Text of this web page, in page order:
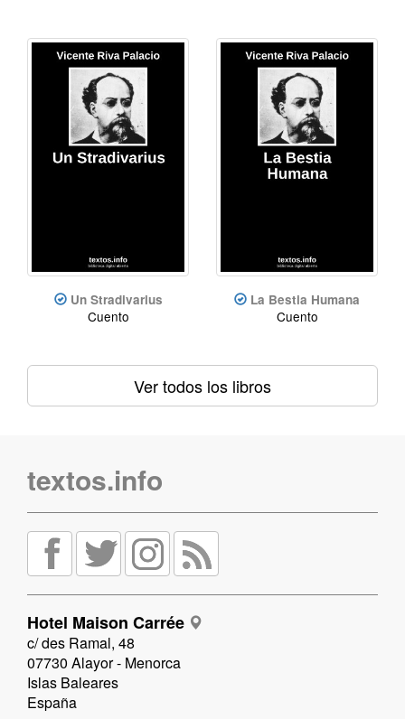
Un Stradivarius
Cuento
La Bestia Humana
Cuento
Ver todos los libros
textos.info
Hotel Maison Carrée
c/ des Ramal, 48
07730 Alayor - Menorca
Islas Baleares
España